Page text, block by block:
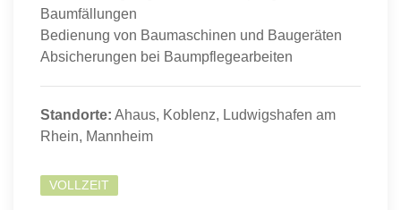
Baumfällungen
Bedienung von Baumaschinen und Baugeräten
Absicherungen bei Baumpflegearbeiten
Standorte: Ahaus, Koblenz, Ludwigshafen am
Rhein, Mannheim
VOLLZEIT